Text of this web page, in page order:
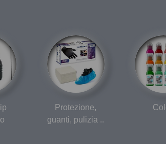
Protezione,
guanti, pulizia ..